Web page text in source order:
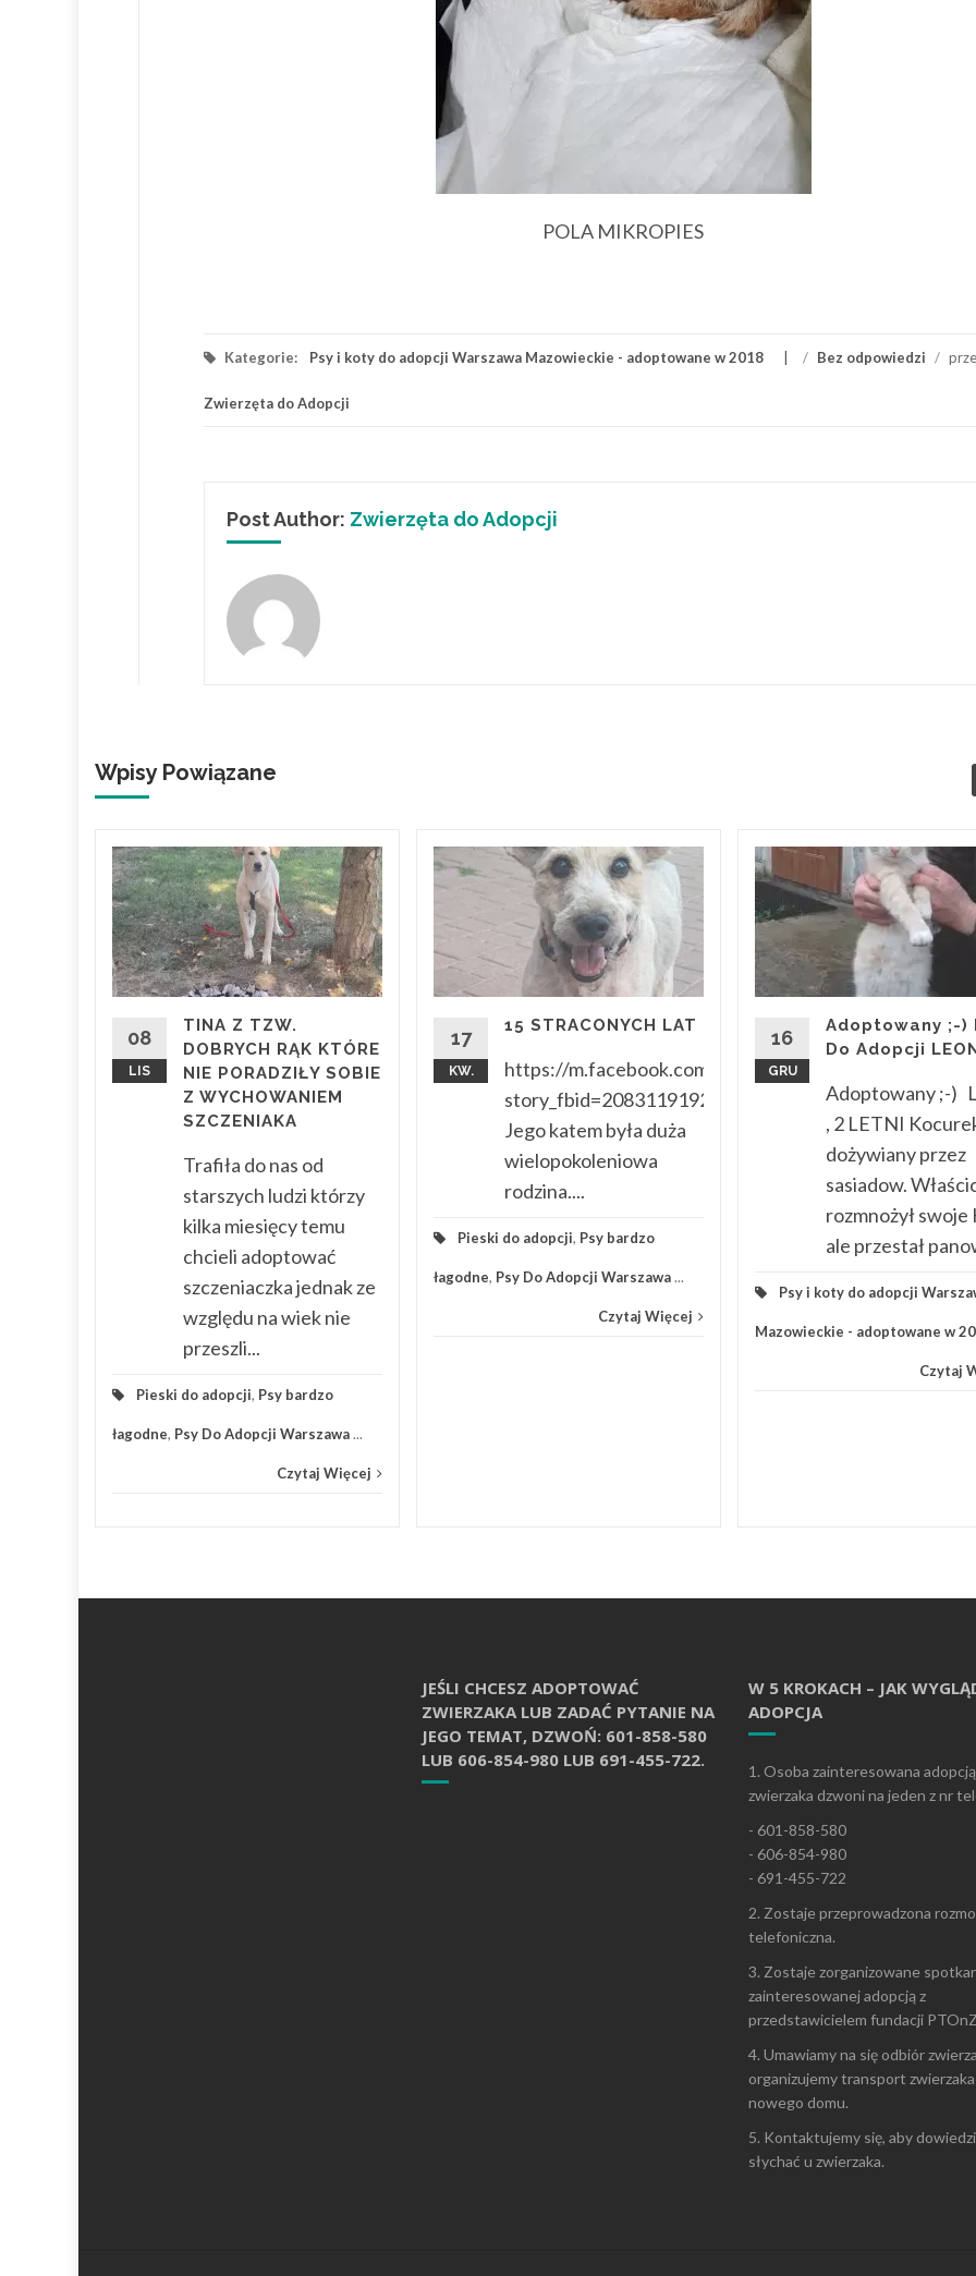
POLA MIKROPIES
Kategorie: Psy i koty do adopcji Warszawa Mazowieckie - adoptowane w 2018 / Bez odpowiedzi /
Zwierzęta do Adopcji
Post Author: Zwierzęta do Adopcji
Wpisy Powiązane
08
LIS
TINA Z TZW.
DOBRYCH RĄK KTÓRE
NIE PORADZIŁY SOBIE
Z WYCHOWANIEM
SZCZENIAKA
Trafiła do nas od
starszych ludzi którzy
kilka miesięcy temu
chcieli adoptować
szczeniaczka jednak ze
względu na wiek nie
przeszli...
Pieski do adopcji, Psy bardzo
łagodne, Psy Do Adopcji Warszawa...
Czytaj Więcej
17
KW.
15 STRACONYCH LAT
https://m.facebook.com/story.php?
Jego katem była duża
wielopokoleniowa
rodzina....
Pieski do adopcji, Psy bardzo
łagodne, Psy Do Adopcji Warszawa...
Czytaj Więcej
16
GRU
Adoptowany ;-)
Do Adopcji
Adoptowany ;-)
, 2 LETNI
dożywiany przez
sasiadow.
rozmnożył swoje
ale przestał
Psy i koty do adopcji
Mazowieckie - adoptowane w
Czytaj
JEŚLI CHCESZ ADOPTOWAĆ
ZWIERZAKA LUB ZADAĆ PYTANIE NA
JEGO TEMAT, DZWOŃ: 601-858-580
LUB 606-854-980 LUB 691-455-722.
W 5 KROKACH – JAK
ADOPCJA
1. Osoba zainteresowana adopcją
zwierzaka dzwoni na jeden z nr
- 601-858-580
- 606-854-980
- 691-455-722
2. Zostaje przeprowadzona
telefoniczna.
3. Zostaje zorganizowane
zainteresowanej adopcją z
przedstawicielem fundacji
4. Umawiamy na się odbiór
organizujemy transport
nowego domu.
5. Kontaktujemy się, aby
słychać u zwierzaka.